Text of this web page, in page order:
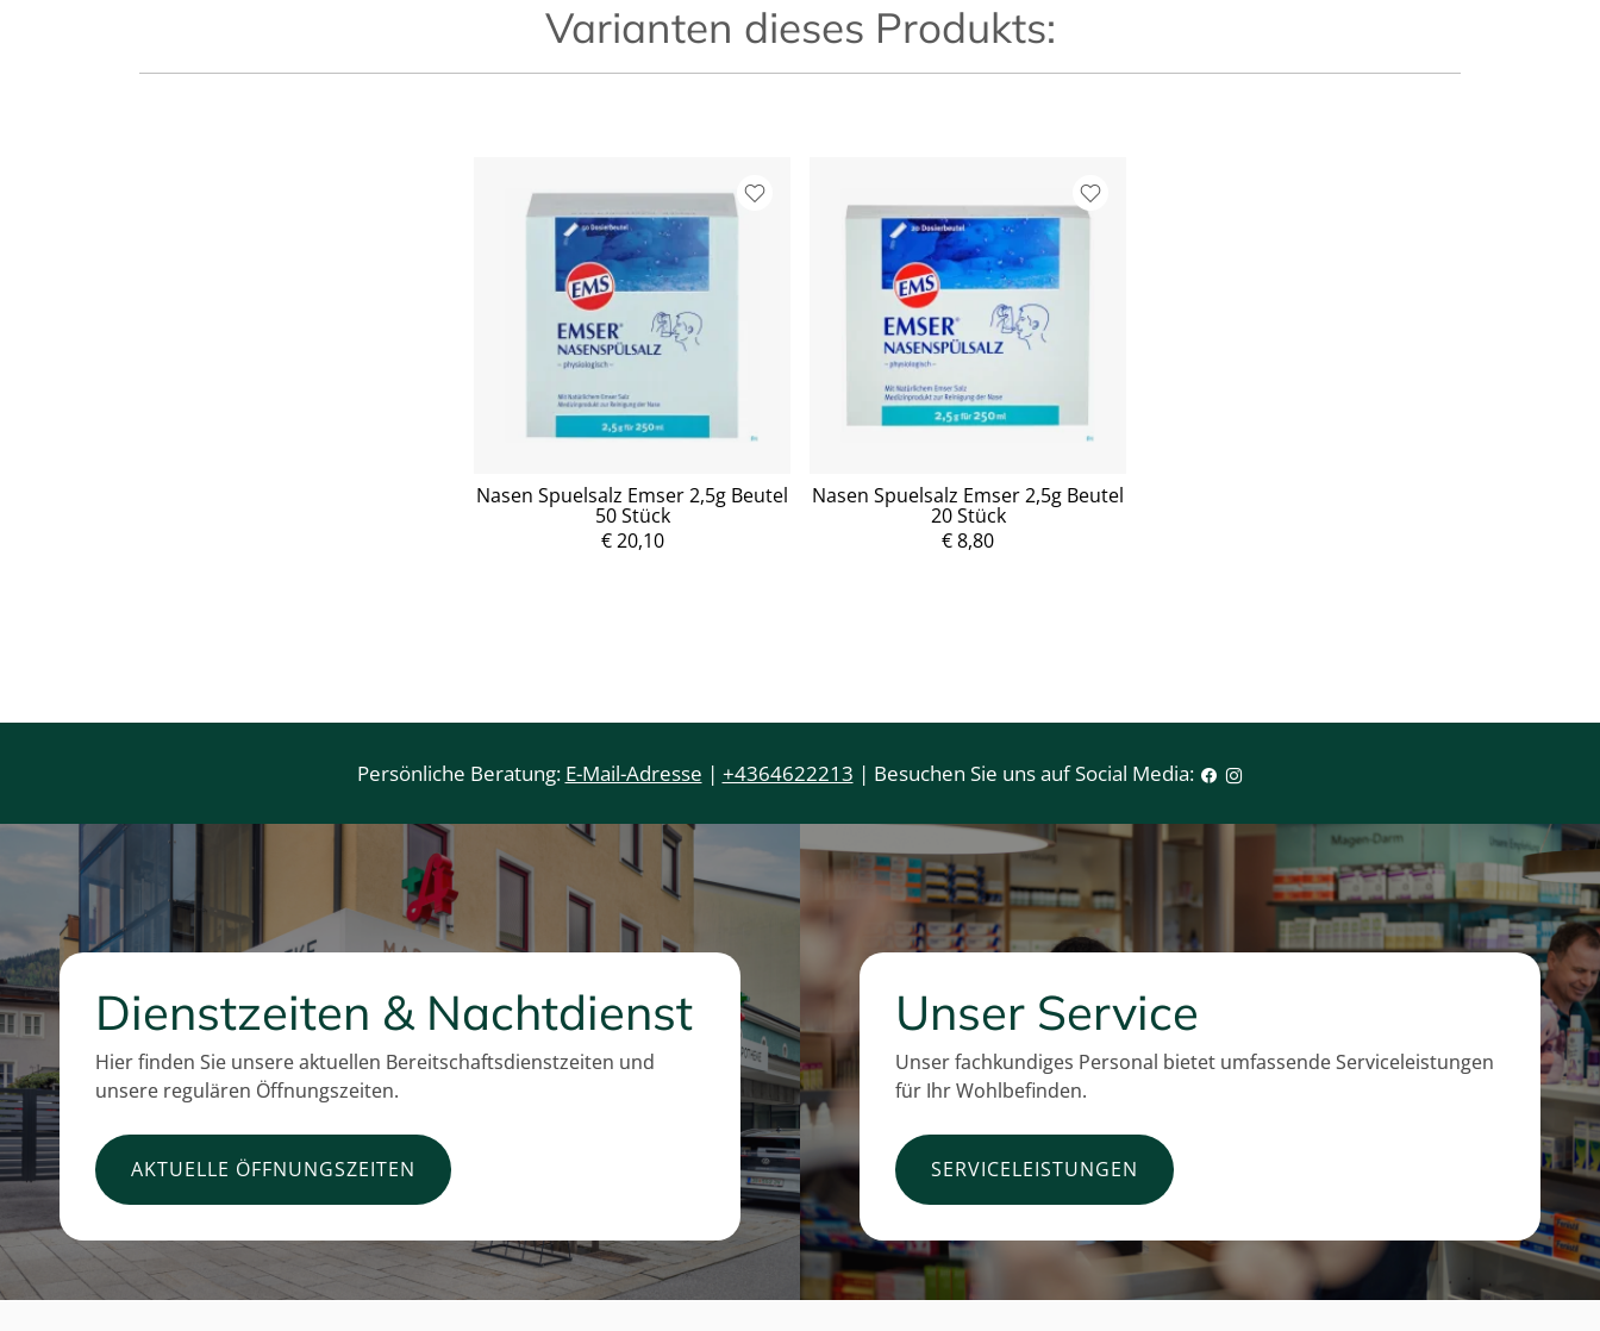
Varianten dieses Produkts:
Nasen Spuelsalz Emser 2,5g Beutel
50 Stück
€ 20,10
Nasen Spuelsalz Emser 2,5g Beutel
20 Stück
€ 8,80
Persönliche Beratung: E-Mail-Adresse | +4364622213 | Besuchen Sie uns auf Social Media:
Dienstzeiten & Nachtdienst
Hier finden Sie unsere aktuellen Bereitschaftsdienstzeiten und
unsere regulären Öffnungszeiten.
AKTUELLE ÖFFNUNGSZEITEN
Unser Service
Unser fachkundiges Personal bietet umfassende Serviceleistungen
für Ihr Wohlbefinden.
SERVICELEISTUNGEN